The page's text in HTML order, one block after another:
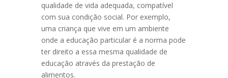
qualidade de vida adequada, compatível
com sua condição social. Por exemplo,
uma criança que vive em um ambiente
onde a educação particular é a norma pode
ter direito a essa mesma qualidade de
educação através da prestação de
alimentos.